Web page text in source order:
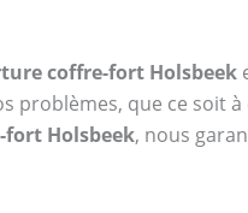
coffre-fort Holsbeek
problèmes, que ce soit à
Holsbeek, nous